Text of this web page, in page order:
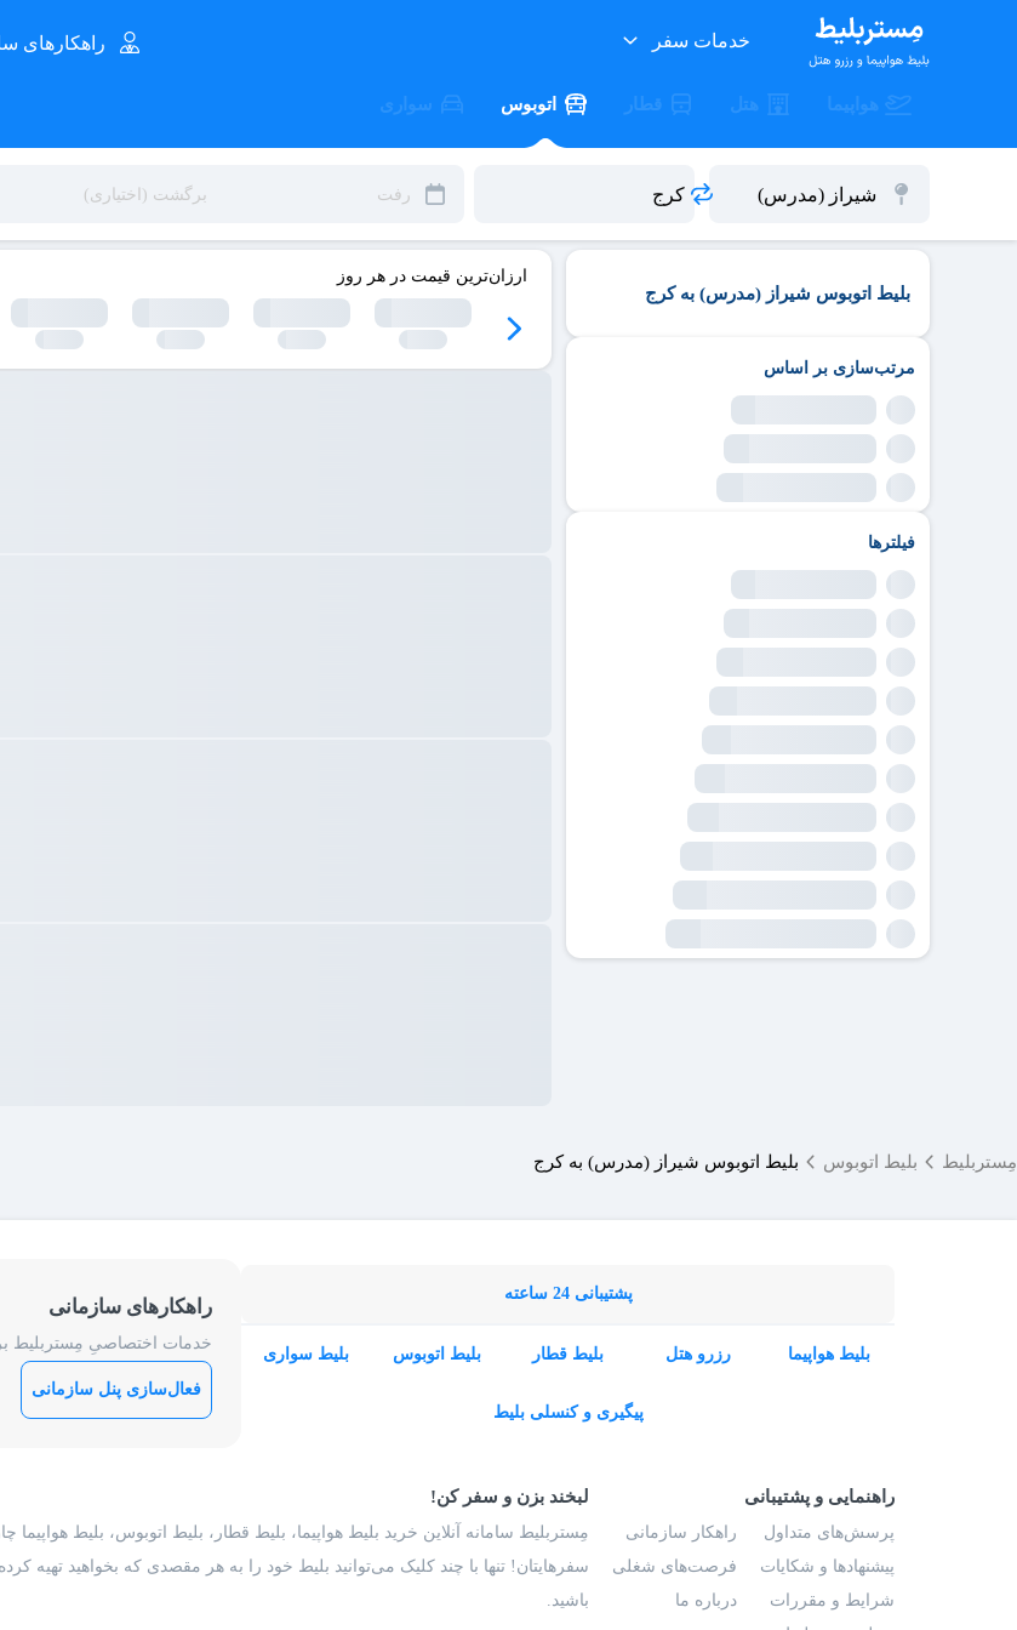
خدمات سفر راهکارهای
هواپیما هتل قطار اتوبوس سواری
بلیط اتوبوس شیراز (مدرس) به کرج
مرتب‌سازی بر اساس
فیلترها
ارزان‌ترین قیمت در هر روز
مِستربلیط بلیط اتوبوس بلیط اتوبوس شیراز (مدرس) به کرج
پشتیبانی 24 ساعته
بلیط هواپیما رزرو هتل بلیط قطار بلیط اتوبوس بلیط سواری
پیگیری و کنسلی بلیط
راهکارهای سازمانی
خدمات اختصاصیِ مِستربلیط
فعال‌سازی پنل سازمانی
راهنمایی و پشتیبانی
پرسش‌های متداول
پیشنهادها و شکایات
شرایط و مقررات
راهکار سازمانی
فرصت‌های شغلی
درباره ما
لبخند بزن و سفر کن!
مِستربلیط سامانه آنلاین خرید بلیط هواپیما، بلیط قطار، بلیط اتوبوس، بلیط
سفرهایتان! تنها با چند کلیک می‌توانید بلیط خود را به هر مقصدی که بخواهید تهیه
باشید.